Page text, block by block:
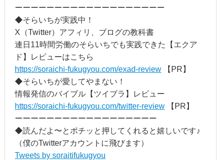
ーーーーーーーーーーーーーーーーーーー
◆そらいちが実践中！
X（Twitter）アフィリ、ブログの教科書
連日11時間労働のそらいちでも実践できた【エクア
ド】レビューはこちら
https://soraichi-fukugyou.com/exad-review【PR】
◆そらいちが愛してやまない！
情報発信のバイブル【ツイブラ】レビュー
https://soraichi-fukugyou.com/twitter-review【PR】
ーーーーーーーーーーーーーーーーーー
◆読んだよ〜とポチッと押してくれると嬉しいです♪
（僕のTwitterアカウントに飛びます）
Tweets by soraitifukugyou